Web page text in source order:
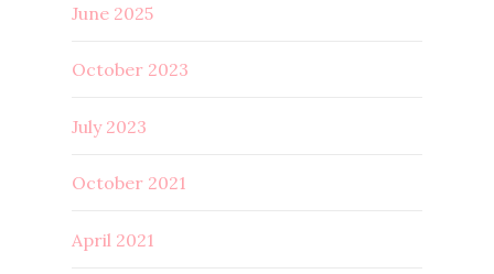
June 2025
October 2023
July 2023
October 2021
April 2021